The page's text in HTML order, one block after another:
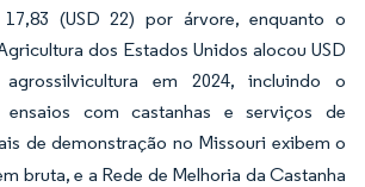
(USD 22) por árvore, enquanto o
dos Estados Unidos alocou USD
em 2024, incluindo o
ensaios com castanhas e serviços de
de demonstração no Missouri exibem o
bruta, e a Rede de Melhoria da Castanha